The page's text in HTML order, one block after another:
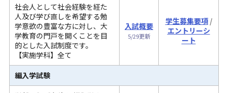
社会人として社会経験を経た
人及び学び直しを希望する勉
学意欲の豊富な方に対し、大
学教育の門戸を開くことを目
的とした入試制度です。
【実施学科】全て
入試概要
5/29更新
学生募集要項/
エントリーシ
ート
編入学試験